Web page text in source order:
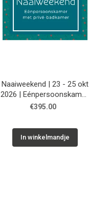
Naaiweekend | 23 - 25 okt
2026 | Eénpersoonskamer,
privé badkamer
€395.00
In winkelmandje